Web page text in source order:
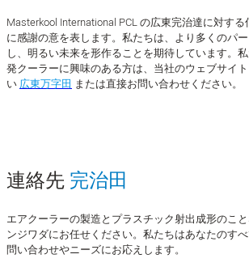
Masterkool International PCL の広東完治達に対する
に感謝の意を表します。私たちは、より多くのパ
し、明るい未来を形作ることを期待しています。
発クーラーに興味のある方は、当社のウェブサイ
い広東万字田 または直接お問い合わせください。
連絡先 完治田
エアクーラーの製造とプラスチック射出成形のこ
ンジワダにお任せください。私たちはあなたのす
問い合わせやニーズにお応えします。